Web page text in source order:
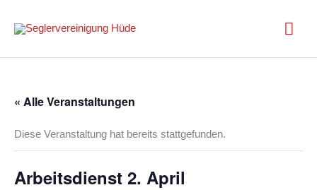
Inhalt
springen
« Alle Veranstaltungen
Diese Veranstaltung hat bereits stattgefunden.
Arbeitsdienst 2. April